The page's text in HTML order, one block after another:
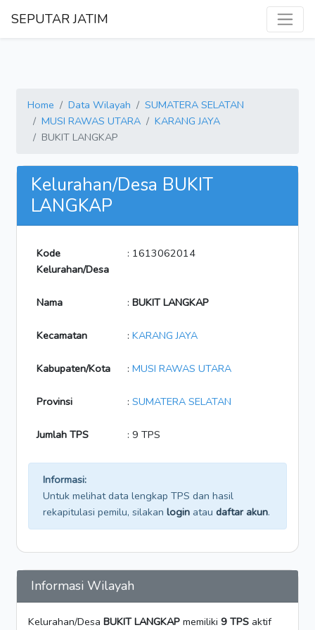
SEPUTAR JATIM
Home Data Wilayah
SUMATERA SELATAN
MUSI RAWAS UTARA
KARANG JAYA
BUKIT LANGKAP
Kelurahan/Desa BUKIT
LANGKAP
Kode
Kelurahan/Desa
: 1613062014
Nama : BUKIT LANGKAP
Kecamatan : KARANG JAYA
Kabupaten/Kota : MUSI RAWAS UTARA
Provinsi : SUMATERA SELATAN
Jumlah TPS : 9 TPS
Informasi:
Untuk melihat data lengkap TPS dan hasil
rekapitulasi pemilu, silakan login atau daftar akun.
Informasi Wilayah
Kelurahan/Desa BUKIT LANGKAP memiliki 9 TPS aktif